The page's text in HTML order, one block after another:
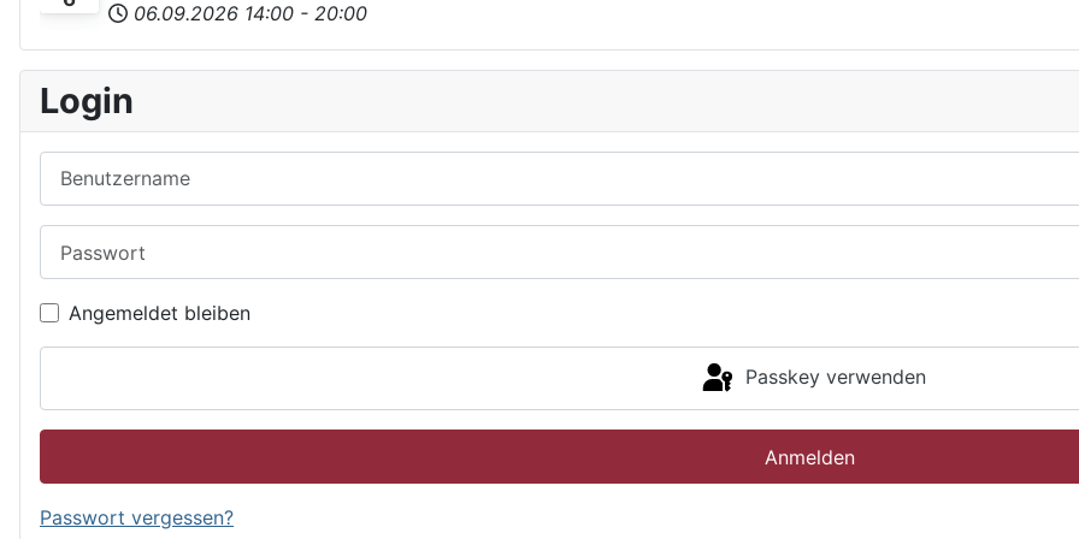
06.09.2026 14:00 - 20:00
Login
Angemeldet bleiben
Passkey verwenden
Anmelden
Passwort vergessen?